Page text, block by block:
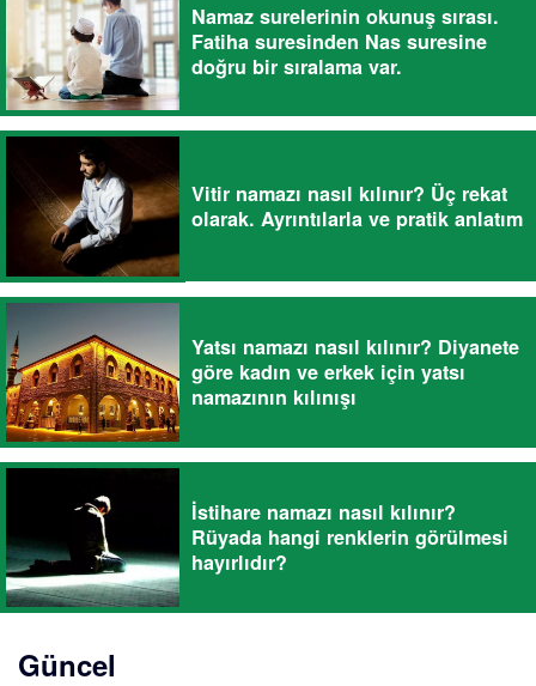
Namaz surelerinin okunuş sırası.
Fatiha suresinden Nas suresine
doğru bir sıralama var.
Vitir namazı nasıl kılınır? Üç rekat
olarak. Ayrıntılarla ve pratik anlatım
Yatsı namazı nasıl kılınır? Diyanete
göre kadın ve erkek için yatsı
namazının kılınışı
İstihare namazı nasıl kılınır?
Rüyada hangi renklerin görülmesi
hayırlıdır?
Güncel